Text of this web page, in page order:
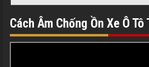
Cách Âm Chống Ồn Xe Ô